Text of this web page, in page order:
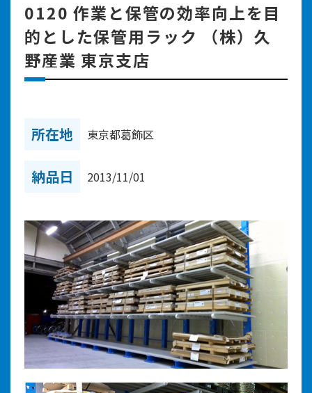
0120 作業と保管の効率向上を目
的とした保管用ラック （株）久
野産業 東京支店
所在地 東京都葛飾区
納品日 2013/11/01